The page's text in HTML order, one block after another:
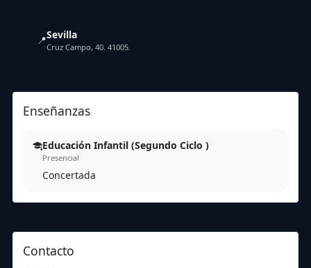
📍Sevilla
Cruz Campo, 40. 41005.
Enseñanzas
Educación Infantil (Segundo Ciclo )
Presencial
Concertada
Contacto